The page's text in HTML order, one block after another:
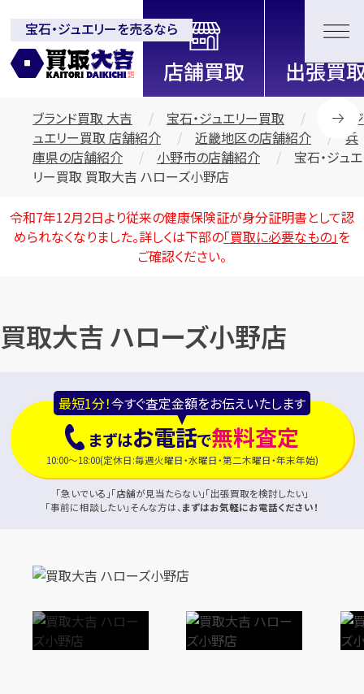
全国2000店舗以上展開中！信頼と実績の買取専門店「買取大
吉」
宝石・ジュエリーを売るなら
ブランド買取 大吉 宝石・ジュエリー買取
宝石・ジ
ュエリー買取 店舗紹介
近畿地区の店舗紹介
兵
庫県の店舗紹介
小野市の店舗紹介
宝石・ジュエ
リー買取 買取大吉 ハローズ小野店
令和7年12月2日より従来の健康保険証が身分証明書として認
められなくなりました。詳しくは下部の「買取に必要なもの」を
ご確認ください。
買取大吉 ハローズ小野店
最短1分！今すぐ査定金額をお伝えいたします
まずはお電話で無料査定
10:00～18:00(定休日:毎週火曜日・水曜日・第二木曜日・年末年始)
「急いでいる」「店舗が見当たらない」「出張買取を検討したい」
「事前に相談したい」そんな方は、まずはお気軽にお電話ください！